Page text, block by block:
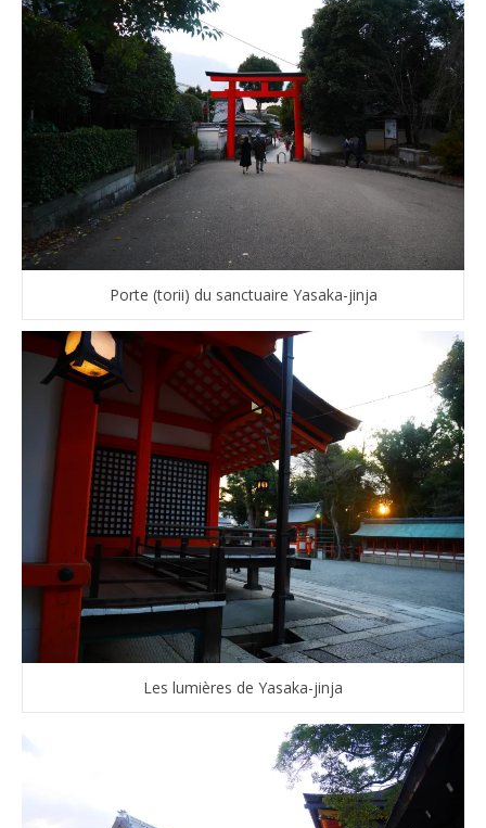
Porte (torii) du sanctuaire Yasaka-jinja
Les lumières de Yasaka-jinja